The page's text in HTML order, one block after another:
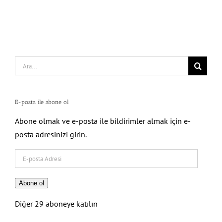
Search
for:
E-posta ile abone ol
Abone olmak ve e-posta ile bildirimler almak için e-
posta adresinizi girin.
posta
Adresi
Abone ol
Diğer 29 aboneye katılın